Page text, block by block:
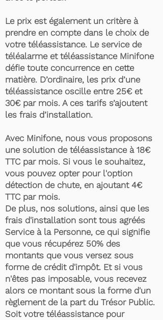
Le prix est également un critère à
prendre en compte dans le choix de
votre téléassistance. Le service de
téléalarme et téléassistance Minifone
défie toute concurrence en cette
matière. D’ordinaire, les prix d’une
téléassistance oscille entre 25€ et
30€ par mois. A ces tarifs s’ajoutent
les frais d’installation.
Avec Minifone, nous vous proposons
une solution de téléassistance à 18€
TTC par mois. Si vous le souhaitez,
vous pouvez opter pour l'option
détection de chute, en ajoutant 4€
TTC par mois.
De plus, nos solutions, ainsi que les
frais d'installation sont tous agréés
Service à la Personne, ce qui signifie
que vous récupérez 50% des
montants que vous versez sous
forme de crédit d'impôt. Et si vous
n'êtes pas imposable, vous recevez
alors ce montant sous la forme d'un
règlement de la part du Trésor Public.
Soit votre téléassistance pour